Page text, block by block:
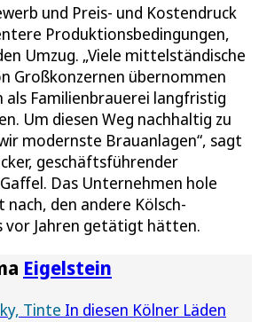
und Preis- und Kostendruck
Produktionsbedingungen,
Umzug. „Viele mittelständische
Großkonzernen übernommen
als Familienbrauerei langfristig
Um diesen Weg nachhaltig zu
modernste Brauanlagen“, sagt
geschäftsführender
Das Unternehmen hole
den andere Kölsch-
vor Jahren getätigt hätten.
Eigelstein
Tinte In diesen Kölner Läden